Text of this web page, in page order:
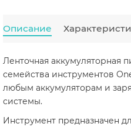
Описание
Ленточная аккумуляторная
семейства инструментов
любым аккумуляторам и
системы.
Инструмент предназначен